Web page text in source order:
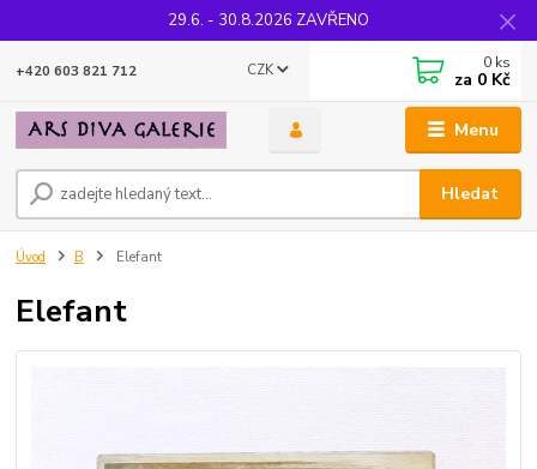
29.6. - 30.8.2026 ZAVŘENO
Menu
CZK
Hledat
+420 603 821 712 0 ks
za 0 Kč
Úvod B Elefant
Elefant